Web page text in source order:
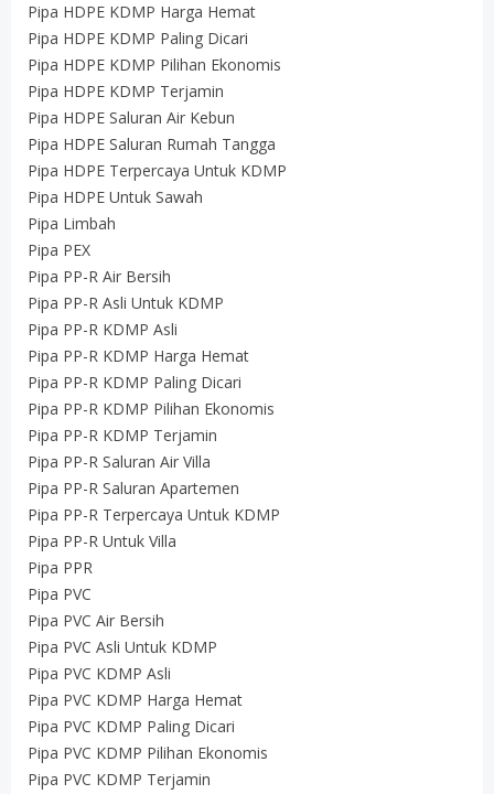
Pipa HDPE KDMP Harga Hemat
Pipa HDPE KDMP Paling Dicari
Pipa HDPE KDMP Pilihan Ekonomis
Pipa HDPE KDMP Terjamin
Pipa HDPE Saluran Air Kebun
Pipa HDPE Saluran Rumah Tangga
Pipa HDPE Terpercaya Untuk KDMP
Pipa HDPE Untuk Sawah
Pipa Limbah
Pipa PEX
Pipa PP-R Air Bersih
Pipa PP-R Asli Untuk KDMP
Pipa PP-R KDMP Asli
Pipa PP-R KDMP Harga Hemat
Pipa PP-R KDMP Paling Dicari
Pipa PP-R KDMP Pilihan Ekonomis
Pipa PP-R KDMP Terjamin
Pipa PP-R Saluran Air Villa
Pipa PP-R Saluran Apartemen
Pipa PP-R Terpercaya Untuk KDMP
Pipa PP-R Untuk Villa
Pipa PPR
Pipa PVC
Pipa PVC Air Bersih
Pipa PVC Asli Untuk KDMP
Pipa PVC KDMP Asli
Pipa PVC KDMP Harga Hemat
Pipa PVC KDMP Paling Dicari
Pipa PVC KDMP Pilihan Ekonomis
Pipa PVC KDMP Terjamin